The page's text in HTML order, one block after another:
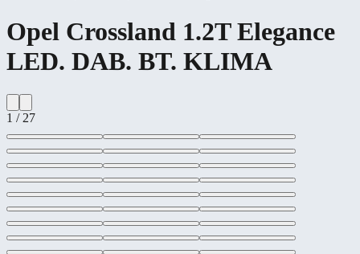
Opel Crossland 1.2T Elegance
LED. DAB. BT. KLIMA
1 / 27